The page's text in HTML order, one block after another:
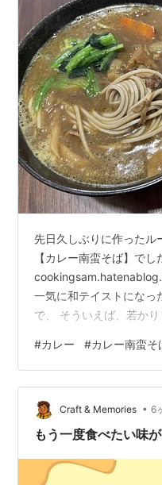
先日久しぶりに作ったル
【カレー南蛮そば】でし
一気に和テイストになっ
で、 そういえば、若か
を思い出しながらの一杯
を使うカレーを作ってい
認、 カレーライスはも
のために作るのも有りで
#カレー #カレー南蛮そ
Craft & Memories • 6
もう一度食べたい味